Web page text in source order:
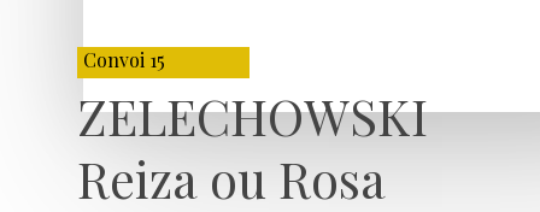
Convoi 15
ZELECHOWSKI
Reiza ou Rosa